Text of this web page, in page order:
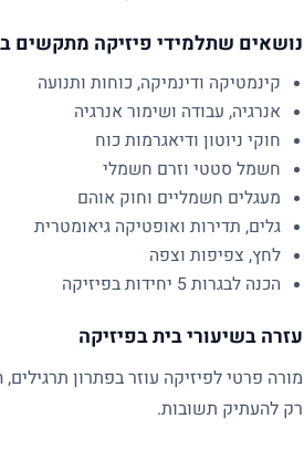
נושאים שתלמידי פיזיקה מתקשים
קינמטיקה ודינמיקה, כוחות ותנועה
אנרגיה, עבודה ושימור אנרגיה
חוקי ניוטון ודיאגרמות כוח
חשמל סטטי וזרם חשמלי
מעגלים חשמליים וחוק אוהם
גלים, תדירות ואופטיקה גיאומטרית
לחץ, צפיפות וצפה
הכנה לבגרות 5 יחידות בפיזיקה
עזרה בשיעורי בית בפיזיקה
מורה פרטי לפיזיקה עוזר בפתרון
רק להעתיק תשובות.